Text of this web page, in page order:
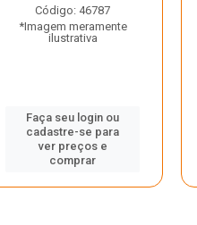
Código: 46787
*Imagem meramente
ilustrativa
Faça seu login ou
cadastre-se para
ver preços e
comprar